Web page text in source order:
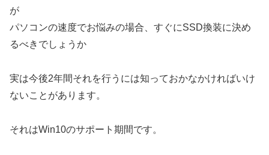
が
パソコンの速度でお悩みの場合、すぐにSSD換装に決め
るべきでしょうか
実は今後2年間それを行うには知っておかなかければいけ
ないことがあります。
それはWin10のサポート期間です。